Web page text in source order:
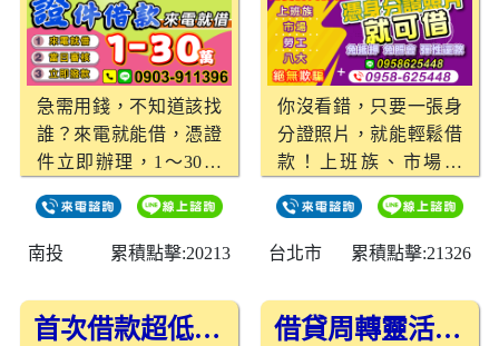
急需用錢，不知道該找
誰？來電就能借，憑證
件立即辦理，1～30萬
可申請，當天審核、當
天撥款，讓你不再為資
投借款、彰化借款📞立
即來電，專人為你服
南投 累積點擊:20213
你沒看錯，只要一張身
分證照片，就能輕鬆借
款！上班族、市場攤
抵押、免照會，還款方
式超彈性，台北借款，
費評估，絕對安全無騙
局，快來試試吧！
台北市 累積點擊:21326
首次借款超低利率，快速安全高過件率 借貸周轉靈活選擇，1-80萬當日快速核貸